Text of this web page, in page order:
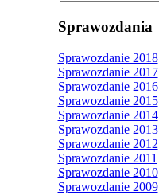
Sprawozdania
Sprawozdanie 2018
Sprawozdanie 2017
Sprawozdanie 2016
Sprawozdanie 2015
Sprawozdanie 2014
Sprawozdanie 2013
Sprawozdanie 2012
Sprawozdanie 2011
Sprawozdanie 2010
Sprawozdanie 2009